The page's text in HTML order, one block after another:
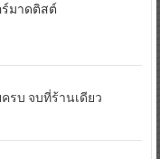
ร์มาดติสต์
ครบ จบที่ร้านเดียว